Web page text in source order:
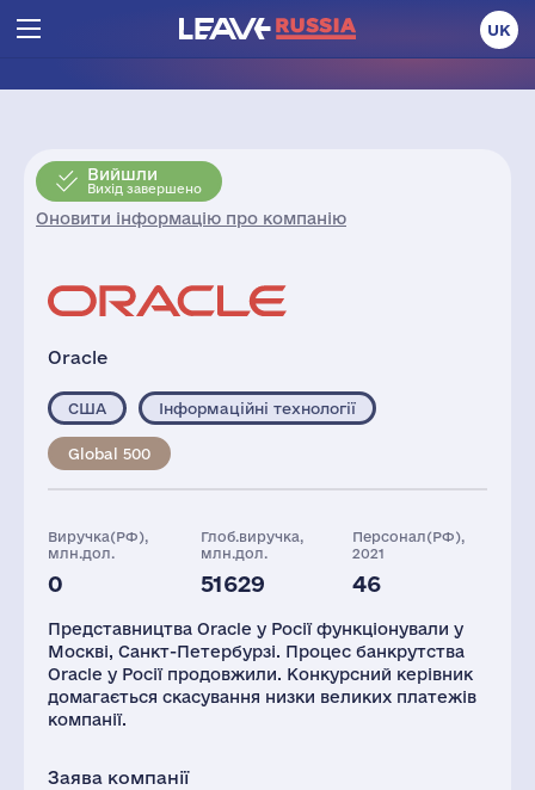
UK
Вийшли
Вихід завершено
Оновити інформацію про компанію
Oracle
США Інформаційні технології
Global 500
Виручка(РФ),
млн.дол.
0
Глоб.виручка,
млн.дол.
51629
Персонал(РФ),
2021
46
млн.дол.
3
млн.дол.
1
Представництва Oracle у Росії функціонували у
Москві, Санкт-Петербурзі. Процес банкрутства
Oracle у Росії продовжили. Конкурсний керівник
домагається скасування низки великих платежів
компанії.
Заява компанії